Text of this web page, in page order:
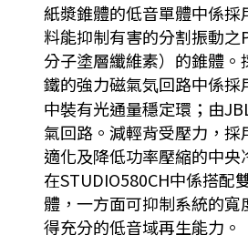
紙漿錐體的低音單體中係採
料能抑制有害的分割振動
分子塗層纖維素）的錐體。
鐵的強力磁氣気回路中係採
中裝有光通量穩定環；由
氣回路。減輕背受壓力，採
適化及降低功率壓縮的中央
在STUDIO580CH中係搭配
體，一方面可抑制系統的寬
得充分的低音域再生能力。